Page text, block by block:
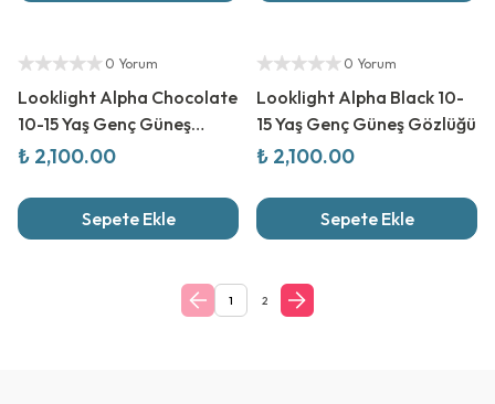
0 Yorum
Looklight Alpha Chocolate
10-15 Yaş Genç Güneş
Gözlüğü
₺ 2,100.00
Sepete Ekle
0 Yorum
Looklight Alpha Black 10-
15 Yaş Genç Güneş Gözlüğü
₺ 2,100.00
Sepete Ekle
1 2